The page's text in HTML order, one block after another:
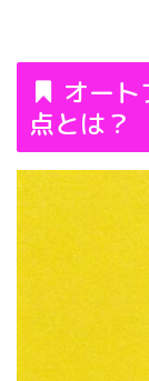
オー
点とは？